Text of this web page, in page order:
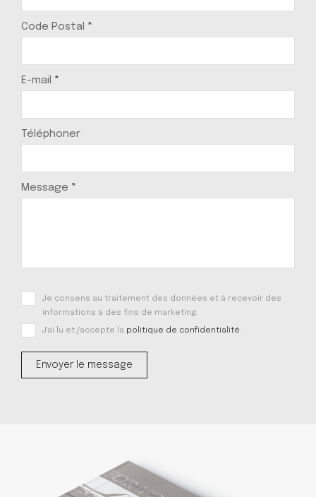
Code Postal *
E-mail *
Téléphoner
Message *
Je consens au traitement des données et à recevoir des
informations à des fins de marketing.
J'ai lu et j'accepte la politique de confidentialité.